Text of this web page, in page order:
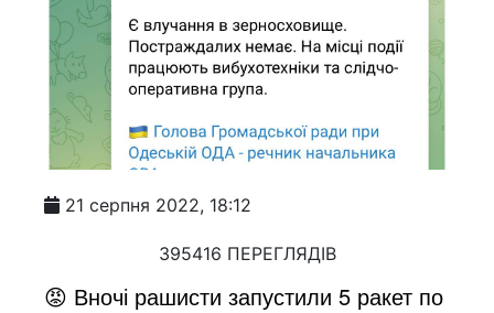
21 серпня 2022, 18:12
395416 ПЕРЕГЛЯДІВ
😡 Вночі рашисти запустили 5 ракет по